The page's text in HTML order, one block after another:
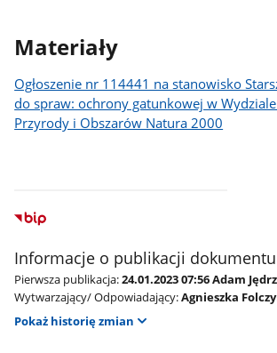
Materiały
Ogłoszenie nr 114441 na stanowisko
do spraw: ochrony gatunkowej w
Przyrody i Obszarów Natura 2000
Informacje o publikacji dokumentu
Pierwsza publikacja:24.01.2023 07:56 Adam
Wytwarzający/ Odpowiadający:Agnieszka
Pokaż historię zmian